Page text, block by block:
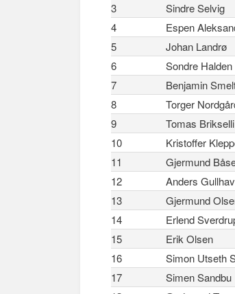
3
Sindre Selvig
4
Espen
5
Johan Landrø
6
Sondre Halden
7
Benjamin
8
Torger
9
Tomas Brikselli
10
Kristoffer
11
Gjermund
12
Anders Gullhav
13
Gjermund
14
Erlend
15
Erik Olsen
16
Simon Utseth
17
Simen Sandbu